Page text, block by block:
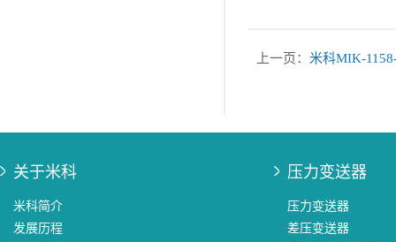
上一页： 米科MIK-
关于米科
米科简介
发展历程
压力变送器
压力变送器
差压变送器